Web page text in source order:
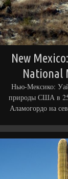
New
National
Нью-Мексико:
природы США в
Аламогордо на